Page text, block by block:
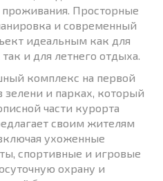
Просторные
и современный
идеальным как для
и для летнего отдыха.
комплекс на первой
и парках, который
части курорта
своим жителям
ухоженные
спортивные и игровые
охрану и